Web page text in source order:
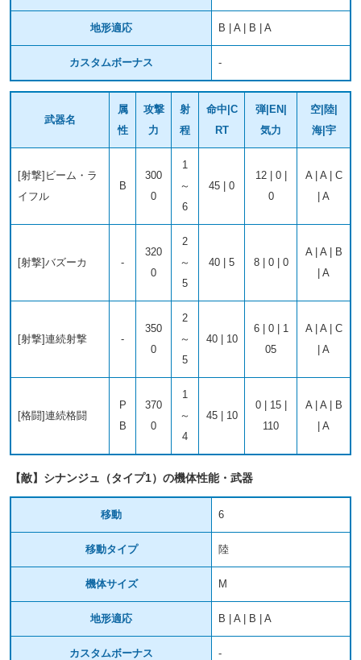
地形適応 B | A | B | A
カスタムボーナス -
武器名
属
性
攻撃
力
射
程
命中|C
RT
弾|EN|
気力
空|陸|
海|宇
[射撃]ビーム・ラ
イフル
B
300
0
1
～
6
45 | 0
12 | 0 |
0
A | A | C
| A
[射撃]バズーカ -
320
0
2
～
5
40 | 5 8 | 0 | 0
A | A | B
| A
[射撃]連続射撃 -
350
0
2
～
5
40 | 10
6 | 0 | 1
05
A | A | C
| A
[格闘]連続格闘
P
B
370
0
1
～
4
45 | 10
0 | 15 |
110
A | A | B
| A
【敵】シナンジュ（タイプ1）の機体性能・武器
移動 6
移動タイプ 陸
機体サイズ M
地形適応 B | A | B | A
カスタムボーナス -